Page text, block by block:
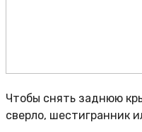
Чтобы снять заднюю
сверло, шестигранник